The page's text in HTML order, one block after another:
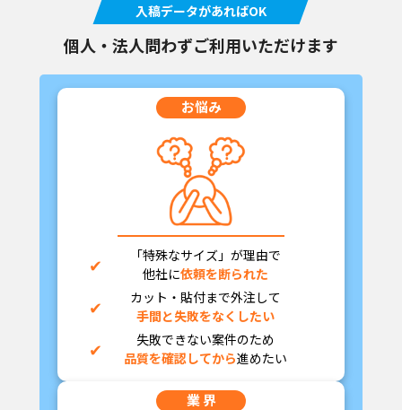
入稿データがあればOK
個人・法人問わずご利用いただけます
お悩み
「特殊なサイズ」が理由で
他社に依頼を断られた
カット・貼付まで外注して
手間と失敗をなくしたい
失敗できない案件のため
品質を確認してから進めたい
業 界